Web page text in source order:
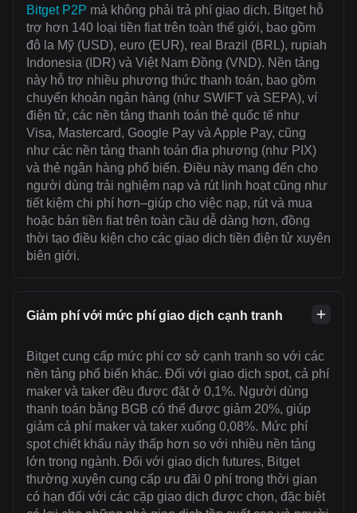
Bitget P2P mà không phải trả phí giao dịch. Bitget hỗ
trợ hơn 140 loại tiền fiat trên toàn thế giới, bao gồm
đô la Mỹ (USD), euro (EUR), real Brazil (BRL), rupiah
Indonesia (IDR) và Việt Nam Đồng (VND). Nền tảng
này hỗ trợ nhiều phương thức thanh toán, bao gồm
chuyển khoản ngân hàng (như SWIFT và SEPA), ví
điện tử, các nền tảng thanh toán thẻ quốc tế như
Visa, Mastercard, Google Pay và Apple Pay, cũng
như các nền tảng thanh toán địa phương (như PIX)
và thẻ ngân hàng phổ biến. Điều này mang đến cho
người dùng trải nghiệm nạp và rút linh hoạt cũng như
tiết kiệm chi phí hơn–giúp cho việc nạp, rút và mua
hoặc bán tiền fiat trên toàn cầu dễ dàng hơn, đồng
thời tạo điều kiện cho các giao dịch tiền điện tử xuyên
biên giới.
Giảm phí với mức phí giao dịch cạnh tranh
Bitget cung cấp mức phí cơ sở cạnh tranh so với các
nền tảng phổ biến khác. Đối với giao dịch spot, cả phí
maker và taker đều được đặt ở 0,1%. Người dùng
thanh toán bằng BGB có thể được giảm 20%, giúp
giảm cả phí maker và taker xuống 0,08%. Mức phí
spot chiết khấu này thấp hơn so với nhiều nền tảng
lớn trong ngành. Đối với giao dịch futures, Bitget
thường xuyên cung cấp ưu đãi 0 phí trong thời gian
có hạn đối với các cặp giao dịch được chọn, đặc biệt